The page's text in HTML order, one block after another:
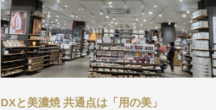
DXと美濃焼 共通点は「用の美」